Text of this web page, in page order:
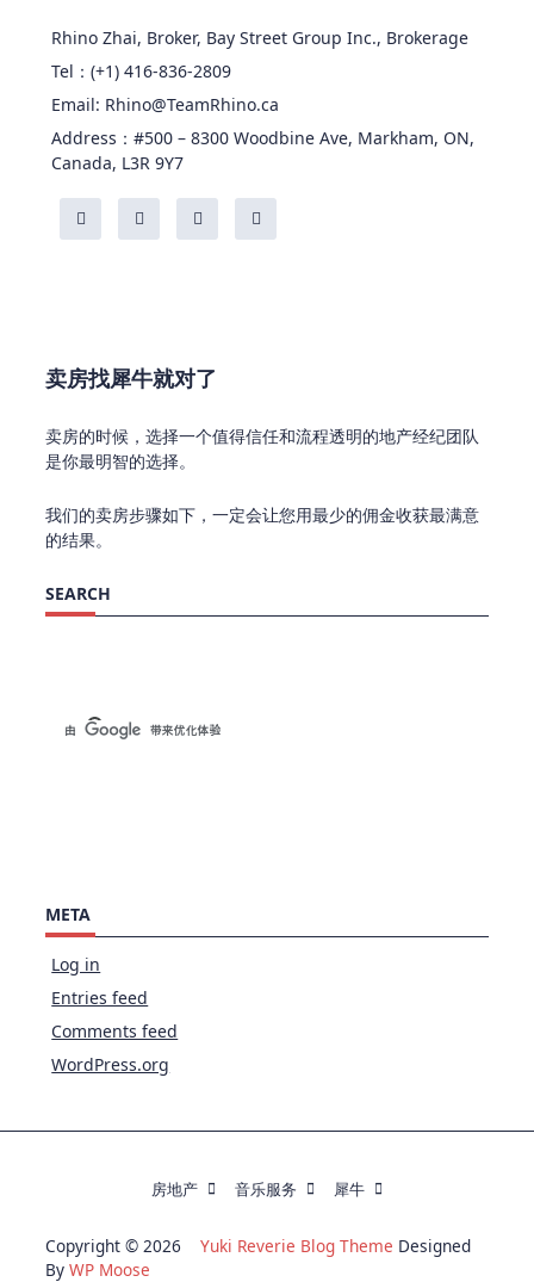
Rhino Zhai, Broker, Bay Street Group Inc., Brokerage
Tel：(+1) 416-836-2809
Email: Rhino@TeamRhino.ca
Address：#500 – 8300 Woodbine Ave, Markham, ON,
Canada, L3R 9Y7
卖房找犀牛就对了
卖房的时候，选择一个值得信任和流程透明的地产经纪团队
是你最明智的选择。
我们的卖房步骤如下，一定会让您用最少的佣金收获最满意
的结果。
SEARCH
META
Log in
Entries feed
Comments feed
WordPress.org
房地产 音乐服务 犀牛
Copyright © 2026 Yuki Reverie Blog Theme Designed
By WP Moose